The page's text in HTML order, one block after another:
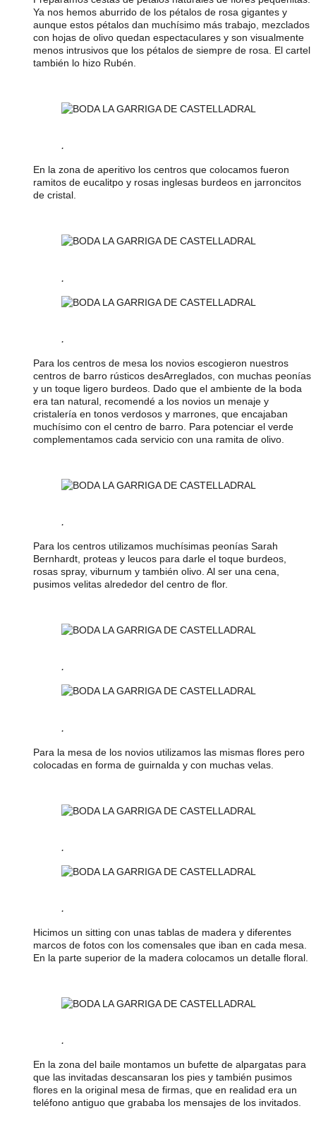
Ya nos hemos aburrido de los pétalos de rosa gigantes y
aunque estos pétalos dan muchísimo más trabajo, mezclados
con hojas de olivo quedan espectaculares y son visualmente
menos intrusivos que los pétalos de siempre de rosa. El cartel
también lo hizo Rubén.
.
En la zona de aperitivo los centros que colocamos fueron
ramitos de eucalitpo y rosas inglesas burdeos en jarroncitos
de cristal.
.
.
Para los centros de mesa los novios escogieron nuestros
centros de barro rústicos desArreglados, con muchas peonías
y un toque ligero burdeos. Dado que el ambiente de la boda
era tan natural, recomendé a los novios un menaje y
cristalería en tonos verdosos y marrones, que encajaban
muchísimo con el centro de barro. Para potenciar el verde
complementamos cada servicio con una ramita de olivo.
.
Para los centros utilizamos muchísimas peonías Sarah
Bernhardt, proteas y leucos para darle el toque burdeos,
rosas spray, viburnum y también olivo. Al ser una cena,
pusimos velitas alrededor del centro de flor.
.
.
Para la mesa de los novios utilizamos las mismas flores pero
colocadas en forma de guirnalda y con muchas velas.
.
.
Hicimos un sitting con unas tablas de madera y diferentes
marcos de fotos con los comensales que iban en cada mesa.
En la parte superior de la madera colocamos un detalle floral.
.
En la zona del baile montamos un bufette de alpargatas para
que las invitadas descansaran los pies y también pusimos
flores en la original mesa de firmas, que en realidad era un
teléfono antiguo que grababa los mensajes de los invitados.